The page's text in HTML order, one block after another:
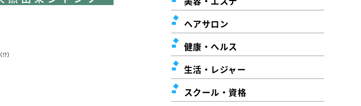
（⁉）
ヘアサロン
健康・ヘルス
生活・レジャー
スクール・資格